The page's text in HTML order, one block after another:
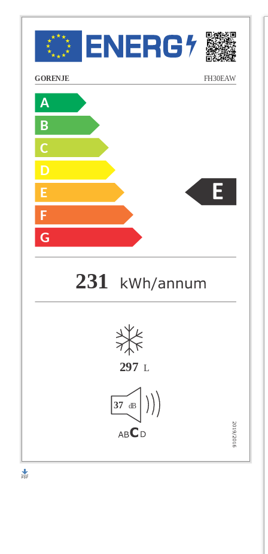
A
B
C
D
E
F
G
GORENJE FH30EAW
297 L
37 dB
231